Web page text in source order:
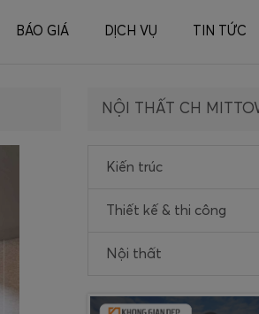
BÁO GIÁ DỊCH VỤ TIN TỨC
NỘI THẤT CH
Kiến trúc
Thiết kế & thi công
Nội thất